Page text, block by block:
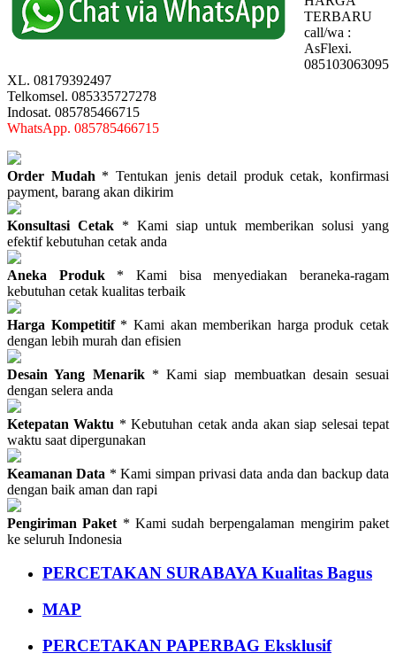
TERBARU
call/wa :
AsFlexi.
085103063095
XL. 08179392497
Telkomsel. 085335727278
Indosat. 085785466715
WhatsApp. 085785466715
Order Mudah * Tentukan jenis detail produk cetak, konfirmasi
payment, barang akan dikirim
Konsultasi Cetak* Kami siap untuk memberikan solusi yang
efektif kebutuhan cetak anda
Aneka Produk * Kami bisa menyediakan beraneka-ragam
kebutuhan cetak kualitas terbaik
Harga Kompetitif* Kami akan memberikan harga produk cetak
dengan lebih murah dan efisien
Desain Yang Menarik* Kami siap membuatkan desain sesuai
dengan selera anda
Ketepatan Waktu * Kebutuhan cetak anda akan siap selesai tepat
waktu saat dipergunakan
Keamanan Data * Kami simpan privasi data anda dan backup data
dengan baik aman dan rapi
Pengiriman Paket * Kami sudah berpengalaman mengirim paket
ke seluruh Indonesia
PERCETAKAN SURABAYA Kualitas Bagus
MAP
PERCETAKAN PAPERBAG Eksklusif